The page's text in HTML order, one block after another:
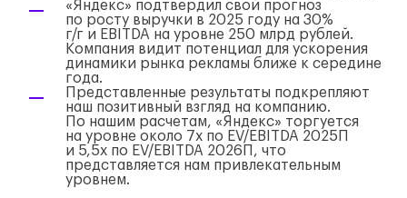
«Яндекс» подтвердил свой прогноз
по росту выручки в 2025 году на 30%
г/г и EBITDA на уровне 250 млрд рублей.
Компания видит потенциал для ускорения
динамики рынка рекламы ближе к середине
года.
Представленные результаты подкрепляют
наш позитивный взгляд на компанию.
По нашим расчетам, «Яндекс» торгуется
на уровне около 7x по EV/EBITDA 2025П
и 5,5x по EV/EBITDA 2026П, что
представляется нам привлекательным
уровнем.